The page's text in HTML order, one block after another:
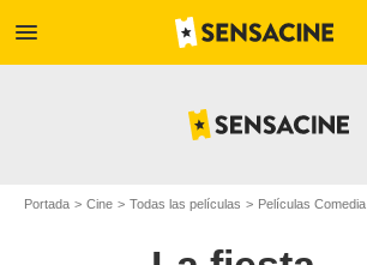
menu
Portada Cine Todas las películas Películas Comedia